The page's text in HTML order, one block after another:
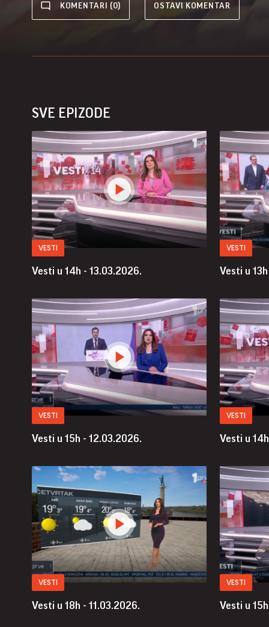
KOMENTARI (0) OSTAVI KOMENTAR
SVE EPIZODE
VESTI
Vesti u 14h - 13.03.2026.
VESTI
Vesti u
VESTI
Vesti u 15h - 12.03.2026.
VESTI
Vesti u
VESTI
Vesti u 18h - 11.03.2026.
VESTI
Vesti u